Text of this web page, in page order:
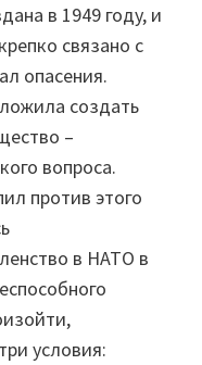
в 1949 году, и
связано с
опасения.
создать
–
вопроса.
против этого
в НАТО в
условия: